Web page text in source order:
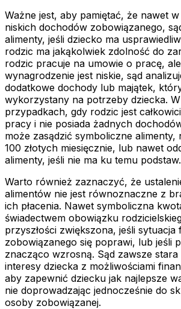
Ważne jest, aby pamiętać, że nawet
niskich dochodów zobowiązanego,
alimenty, jeśli dziecko ma
rodzic ma jakąkolwiek zdolność do
rodzic pracuje na umowie o pracę,
wynagrodzenie jest niskie, sąd
dodatkowe dochody lub majątek,
wykorzystany na potrzeby dziecka.
przypadkach, gdy rodzic jest
pracy i nie posiada żadnych
może zasądzić symboliczne alimenty,
100 złotych miesięcznie, lub nawet
alimenty, jeśli nie ma ku temu podstaw.
Warto również zaznaczyć, że
alimentów nie jest równoznaczne z
ich płacenia. Nawet symboliczna
świadectwem obowiązku
przyszłości zwiększona, jeśli sytuacja
zobowiązanego się poprawi, lub jeśli
znacząco wzrosną. Sąd zawsze
interesy dziecka z możliwościami
aby zapewnić dziecku jak najlepsze
nie doprowadzając jednocześnie do
osoby zobowiązanej.